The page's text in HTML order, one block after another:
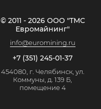
© 2011 - 2026 ООО "ТМС
Евромайнинг"
info@euromining.ru
+7 (351) 245-01-37
454080, г. Челябинск, ул.
Коммуны, д. 139 Б,
помещение 4